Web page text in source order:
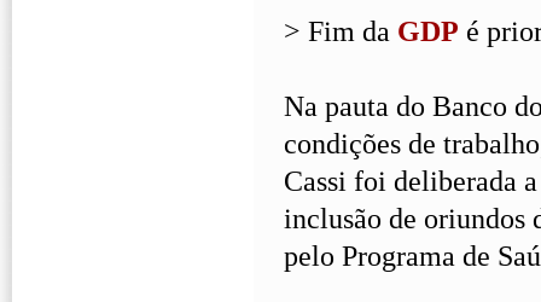
> Fim da GDP é
Na pauta do Banco
condições de
Cassi foi deliberada
inclusão de oriundos
pelo Programa de